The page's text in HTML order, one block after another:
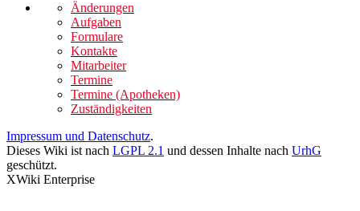
Änderungen
Aufgaben
Formulare
Kontakte
Mitarbeiter
Termine
Termine (Apotheken)
Zuständigkeiten
Impressum und Datenschutz.
Dieses Wiki ist nach LGPL 2.1 und dessen Inhalte nach UrhG
geschützt.
XWiki Enterprise